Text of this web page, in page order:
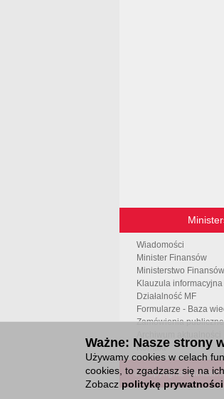
Wiadomości
Minister Finansów
Ministerstwo Finansów
Klauzula
Działalność MF
Formularze - Baza
Zamówienia publiczne
Kontakt
© Copyrights
Ważne: Nasze strony
Używamy cookies w celach
cookies, to zgadzasz się na
Zobacz politykę prywatności